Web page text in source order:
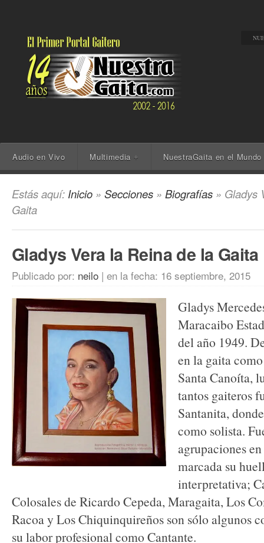
Audio en Vivo Multimedia + NuestraGaita en el Mundo
Estás aquí: Inicio » Secciones » Biografías » Gladys
Gaita
Gladys Vera la Reina de la Gaita
Publicado por: neilo | en la fecha: 16 septiembre, 2015
Gladys
Maracaibo
del año 1949.
en la gaita
Santa Canoíta,
tantos gaiteros
Santanita,
como solista.
agrupaciones
marcada su
interpretativa;
Colosales de Ricardo Cepeda, Maragaita, Los
Racoa y Los Chiquinquireños son sólo algunos
su labor profesional como Cantante.